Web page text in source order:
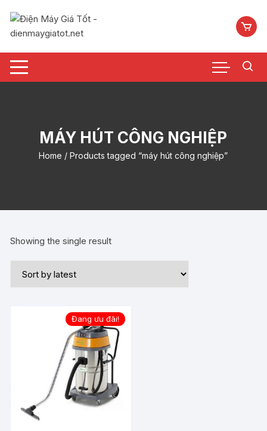
nội
MÁY HÚT CÔNG NGHIỆP
Home / Products tagged “máy hút công nghiệp”
Showing the single result
Đang ưu đãi!